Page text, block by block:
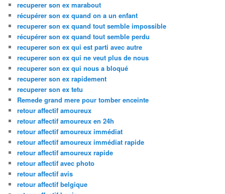
recuperer son ex marabout
récupérer son ex quand on a un enfant
recuperer son ex quand tout semble impossible
récupérer son ex quand tout semble perdu
recuperer son ex qui est parti avec autre
recuperer son ex qui ne veut plus de nous
recuperer son ex qui nous a bloqué
recuperer son ex rapidement
recuperer son ex tetu
Remede grand mere pour tomber enceinte
retour affectif amoureux
retour affectif amoureux en 24h
retour affectif amoureux immédiat
retour affectif amoureux immédiat rapide
retour affectif amoureux rapide
retour affectif avec photo
retour affectif avis
retour affectif belgique